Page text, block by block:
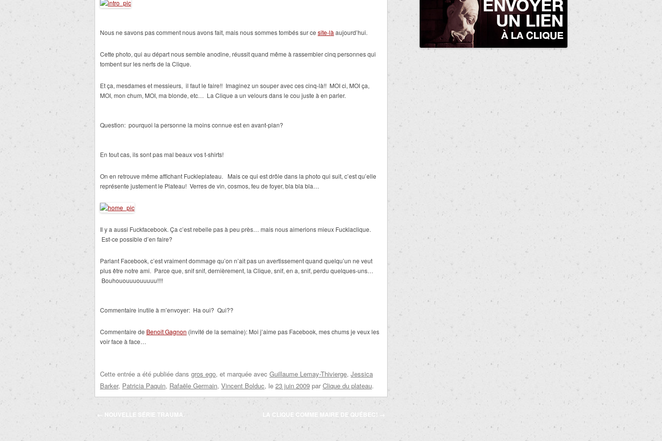
Nous ne savons pas comment nous avons fait, mais nous sommes tombés sur ce site-là aujourd’hui.
Cette photo, qui au départ nous semble anodine, réussit quand même à rassembler cinq personnes qui
tombent sur les nerfs de la Clique.
Et ça, mesdames et messieurs, il faut le faire!! Imaginez un souper avec ces cinq-là!! MOI ci, MOI ça,
MOI, mon chum, MOI, ma blonde, etc… La Clique a un velours dans le cou juste à en parler.
Question: pourquoi la personne la moins connue est en avant-plan?
En tout cas, ils sont pas mal beaux vos t-shirts!
On en retrouve même affichant Fuckleplateau. Mais ce qui est drôle dans la photo qui suit, c’est qu’elle
représente justement le Plateau! Verres de vin, cosmos, feu de foyer, bla bla bla…
Il y a aussi Fuckfacebook. Ça c’est rebelle pas à peu près… mais nous aimerions mieux Fucklaclique.
Est-ce possible d’en faire?
Parlant Facebook, c’est vraiment dommage qu’on n’ait pas un avertissement quand quelqu’un ne veut
plus être notre ami. Parce que, snif snif, dernièrement, la Clique, snif, en a, snif, perdu quelques-uns…
Bouhououuuouuuuu!!!!
Commentaire inutile à m’envoyer: Ha oui? Qui??
Commentaire de Benoit Gagnon (invité de la semaine): Moi j’aime pas Facebook, mes chums je veux les
voir face à face…
Cette entrée a été publiée dans gros ego, et marquée avec Guillaume Lemay-Thivierge, Jessica
Barker, Patricia Paquin, Rafaële Germain, Vincent Bolduc, le 23 juin 2009 par Clique du plateau.
Navigation
des
← NOUVELLE SÉRIE TRAUMA. LA CLIQUE COMME MAIRE DE QUÉBEC! →